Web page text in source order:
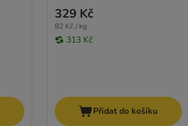
329 Kč
82 Kč / kg
313 Kč
Přidat do košíku